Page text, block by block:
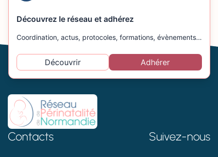
Découvrez le réseau et adhérez
Coordination, actus, protocoles, formations, évènements…
Découvrir Adhérer
Contacts Suivez-nous